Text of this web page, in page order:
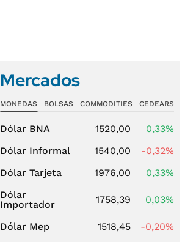
Mercados
MONEDAS BOLSAS COMMODITIES CEDEARS
Dólar BNA 1520,00
0,33%
Dólar Informal
1540,00
-0,32%
Dólar Tarjeta
1976,00
0,33%
Dólar
Importador
1758,39 0,03%
Dólar Mep 1518,45
-0,20%